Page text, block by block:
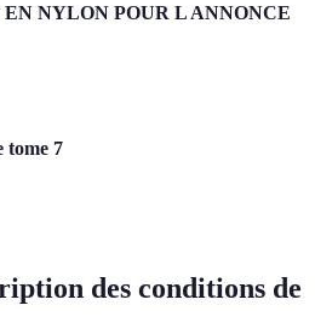
NYLON POUR L ANNONCE
tome 7
des conditions de